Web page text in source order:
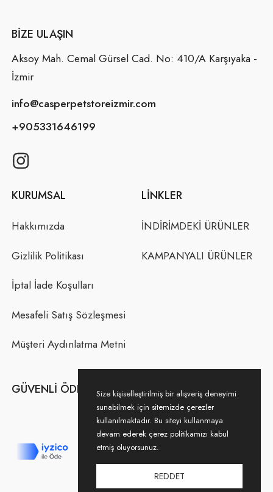
BIZE ULAŞIN
Aksoy Mah. Cemal Gürsel Cad. No: 410/A Karşıyaka -
İzmir
info@casperpetstoreizmir.com
+905331646199
KURUMSAL
Hakkımızda
Gizlilik Politikası
İptal İade Koşulları
Mesafeli Satış Sözleşmesi
Müşteri Aydınlatma Metni
LINKLER
İNDİRİMDEKİ ÜRÜNLER
KAMPANYALI ÜRÜNLER
GÜVENLI ÖDEMESize kişiselleştirilmiş bir alışveriş deneyimi
sunabilmek için sitemizde çerezler
kullanılmaktadır. Bu siteyi kullanmaya
devam ederek çerez politikamızı kabul
etmiş oluyorsunuz.
REDDET